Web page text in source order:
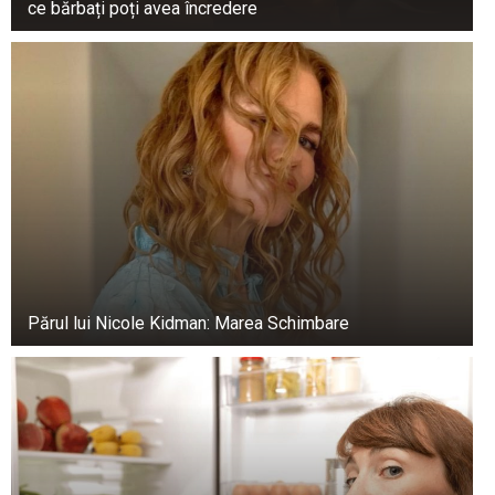
Cornel Palade și fiica sa Ada au o relație caldă
excelentă, în ciuda faptului că aceasta se află în
Marea Britanie.
“Fiica mea, Ada, este bine; lucrează, aleargă și
este la Londra. Ea ar trebui să vină acasă în
această vară, dar trebuie să știu când anume.
ce bărbați poți avea încredere
Părul lui Nicole Kidman: Marea Schimbare